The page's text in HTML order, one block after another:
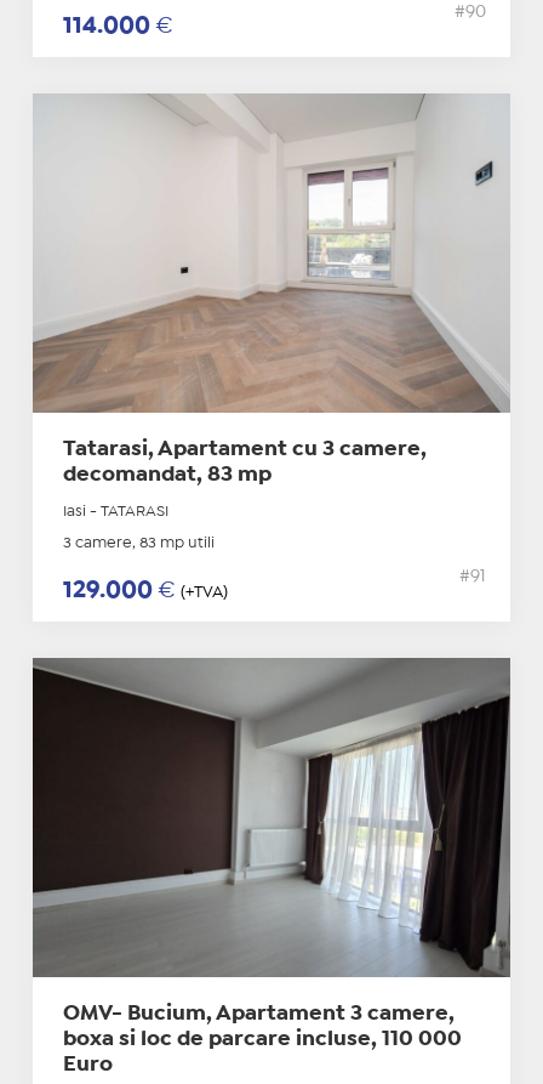
114.000 €
#90
Tatarasi, Apartament cu 3 camere,
decomandat, 83 mp
Iasi - TATARASI
3 camere, 83 mp utili
129.000 € (+TVA)
#91
OMV- Bucium, Apartament 3 camere,
boxa si loc de parcare incluse, 110 000
Euro